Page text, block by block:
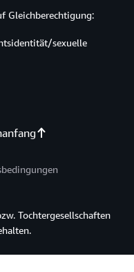
Gleichberechtigung:
sexuelle
Tochtergesellschaften